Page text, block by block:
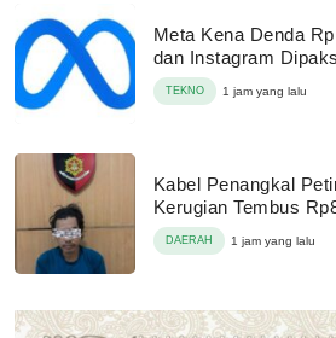
Meta Kena Denda
dan Instagram
TEKNO 1 jam yang lalu
Kabel Penangkal
Kerugian Tembus
DAERAH 1 jam yang lalu